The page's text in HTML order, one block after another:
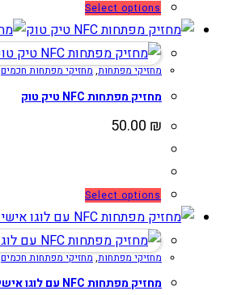
בעמוד
המוצר
Select options
זה
יש
מספר
סוגים.
בעמוד
המוצר
מחזיקי מפתחות, מחזיקי מפתחות חכמים
מחזיק מפתחות NFC טיק טוק
50.00 ₪
Select options
זה
יש
מספר
סוגים.
מחזיקי מפתחות,מחזיקי מפתחות חכמים
מחזיק מפתחות NFC עם לוגו אישי